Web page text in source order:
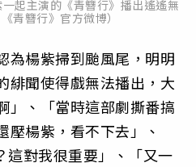
起主演的《青簪行》播出遙遙無
青簪行》官方微博）
為楊紫掃到颱風尾，明明
緋聞使得戲無法播出，大
」、「當時這部劇撕番搞
壓楊紫，看不下去」、
這對我很重要」、「又一